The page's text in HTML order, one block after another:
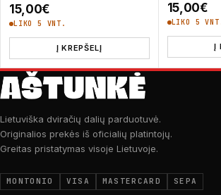
15,00€
LIKO 5 VNT.
Į KREPŠELĮ
15,00€
LIKO 5
Į
Lietuviška dviračių dalių parduotuvė.
Originalios prekės iš oficialių platintojų.
Greitas pristatymas visoje Lietuvoje.
MONTONIO VISA MASTERCARD SEPA